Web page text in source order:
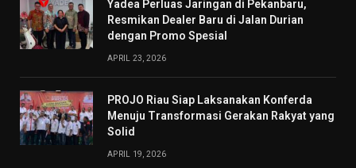
Yadea Perluas Jaringan di Pekanbaru,
Resmikan Dealer Baru di Jalan Durian
dengan Promo Spesial
APRIL 23, 2026
PROJO Riau Siap Laksanakan Konferda
Menuju Transformasi Gerakan Rakyat yang
Solid
APRIL 19, 2026